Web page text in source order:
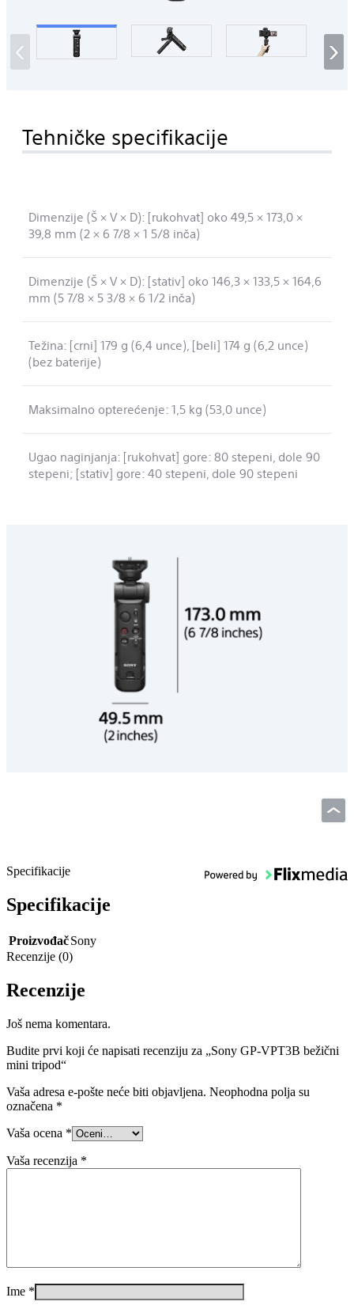
‹ ›
Tehničke specifikacije
Dimenzije (Š × V × D): [rukohvat] oko 49,5 × 173,0 ×
39,8 mm (2 × 6 7/8 × 1 5/8 inča)
Dimenzije (Š × V × D): [stativ] oko 146,3 × 133,5 × 164,6
mm (5 7/8 × 5 3/8 × 6 1/2 inča)
Težina: [crni] 179 g (6,4 unce), [beli] 174 g (6,2 unce)
(bez baterije)
Maksimalno opterećenje: 1,5 kg (53,0 unce)
Ugao naginjanja: [rukohvat] gore: 80 stepeni, dole 90
stepeni; [stativ] gore: 40 stepeni, dole 90 stepeni
Specifikacije
Specifikacije
ProizvođačSony
Recenzije (0)
Recenzije
Još nema komentara.
Budite prvi koji će napisati recenziju za „Sony GP-VPT3B bežični
mini tripod“
Vaša adresa e-pošte neće biti objavljena. Neophodna polja su
označena *
Vaša ocena *
Vaša recenzija *
Ime *